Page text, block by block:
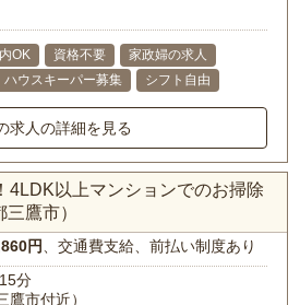
OK 資格不要
家政婦の求人
ハウスキーパー募集 シフト自由
求人の詳細を見る
4LDK以上マンションでのお掃除
鷹市）
円、交通費支給、前払い制度あり
分
鷹市付近）